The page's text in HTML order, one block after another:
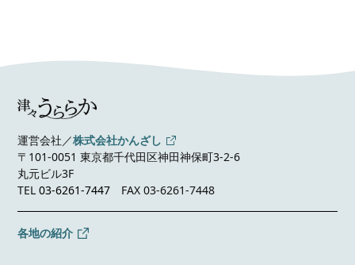
運営会社／株式会社かんざし
〒101-0051 東京都千代田区神田神保町3-2-6
丸元ビル3F
TEL03-6261-7447 FAX 03-6261-7448
各地の紹介